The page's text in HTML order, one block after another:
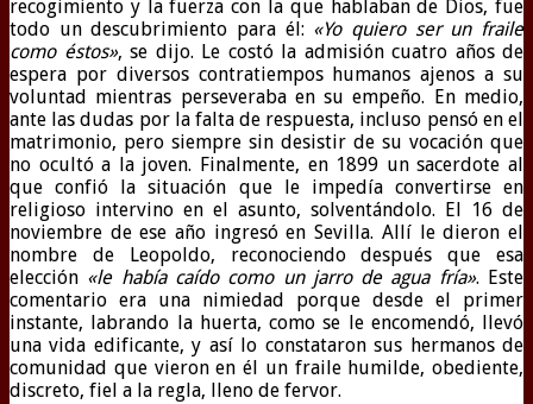
recogimiento y la fuerza con la que hablaban de Dios, fue
todo un descubrimiento para él: «Yo quiero ser un fraile
como éstos», se dijo. Le costó la admisión cuatro años de
espera por diversos contratiempos humanos ajenos a su
voluntad mientras perseveraba en su empeño. En medio,
ante las dudas por la falta de respuesta, incluso pensó en el
matrimonio, pero siempre sin desistir de su vocación que
no ocultó a la joven. Finalmente, en 1899 un sacerdote al
que confió la situación que le impedía convertirse en
religioso intervino en el asunto, solventándolo. El 16 de
noviembre de ese año ingresó en Sevilla. Allí le dieron el
nombre de Leopoldo, reconociendo después que esa
elección «le había caído como un jarro de agua fría». Este
comentario era una nimiedad porque desde el primer
instante, labrando la huerta, como se le encomendó, llevó
una vida edificante, y así lo constataron sus hermanos de
comunidad que vieron en él un fraile humilde, obediente,
discreto, fiel a la regla, lleno de fervor.